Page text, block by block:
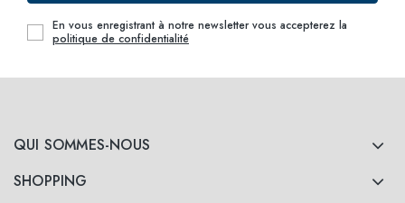
QUI SOMMES-NOUS
SHOPPING
En vous enregistrant à notre newsletter vous accepterez la
politique de confidentialité